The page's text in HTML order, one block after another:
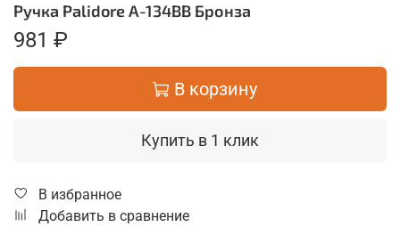
Ручка Palidore А-134BB Бронза
981 ₽
В корзину
Купить в 1 клик
В избранное
Добавить в сравнение